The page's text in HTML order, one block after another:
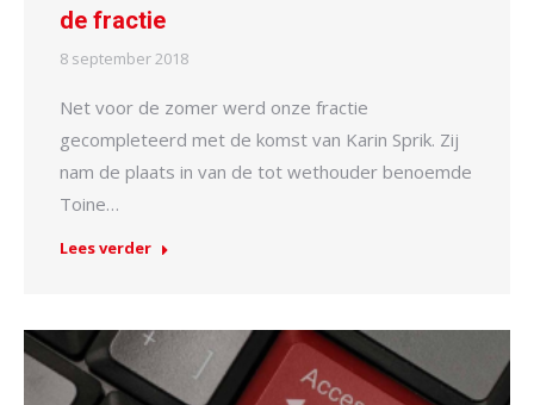
de fractie
8 september 2018
Net voor de zomer werd onze fractie
gecompleteerd met de komst van Karin Sprik. Zij
nam de plaats in van de tot wethouder benoemde
Toine…
Lees verder